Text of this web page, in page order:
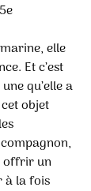
elle
Et c’est
qu’elle a
objet
offrir un
à la fois